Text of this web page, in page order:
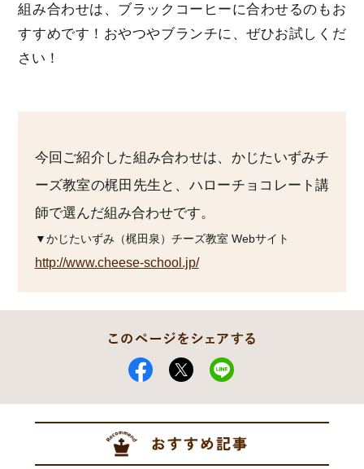
組み合わせは、ブラックコーヒーに合わせるのもお
すすめです！おやつやブランチに、ぜひお試しくだ
さい！
今回ご紹介した組み合わせは、かじたいずみチ
ーズ教室の梶田先生と、ハローチョコレート講
師で選んだ組み合わせです。
▼かじたいずみ（梶田泉）チーズ教室 Webサイト
http://www.cheese-school.jp/